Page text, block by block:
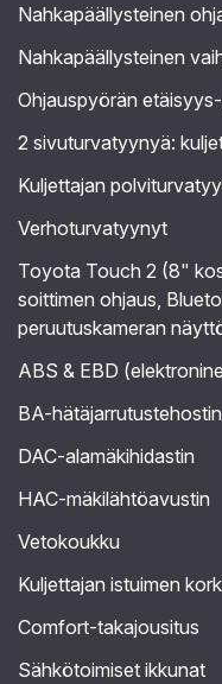
Nahkapäällysteinen
Nahkapäällysteinen
Ohjauspyörän
2 sivuturvatyynyä:
Kuljettajan
Verhoturvatyynyt
Toyota Touch 2 (8"
soittimen ohjaus,
peruutuskameran
ABS & EBD
BA-hätäjarrutustehostin
DAC-alamäkihidastin
HAC-mäkilähtöavustin
Vetokoukku
Kuljettajan istuimen
Comfort-takajousitus
Sähkötoimiset ikkunat